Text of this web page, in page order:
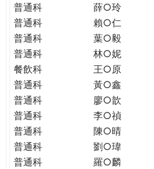
普通科
薛○玲
普通科
賴○仁
普通科
葉○毅
普通科
林○妮
餐飲科
王○原
普通科
黃○鑫
普通科
廖○歆
普通科
李○禎
普通科
陳○晴
普通科
劉○瑋
普通科
羅○麟